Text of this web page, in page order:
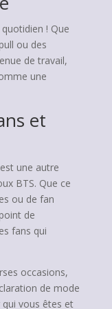
! Que
ou des
de travail,
une
et
une autre
BTS. Que ce
ou de fan
de
fans qui
occasions,
de mode
vous êtes et